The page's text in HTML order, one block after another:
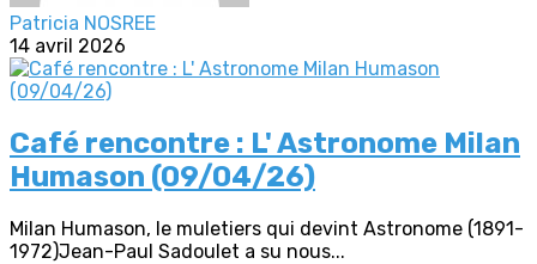
Patricia NOSREE
14 avril 2026
Café rencontre : L' Astronome Milan
Humason (09/04/26)
Milan Humason, le muletiers qui devint Astronome (1891-
1972)Jean-Paul Sadoulet a su nous...